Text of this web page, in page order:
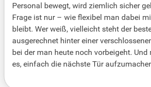
Personal bewegt, wird ziemlich sicher
Frage ist nur – wie flexibel man dabei
bleibt. Wer weiß, vielleicht steht der
ausgerechnet hinter einer
bei der man heute noch vorbeigeht.
es, einfach die nächste Tür